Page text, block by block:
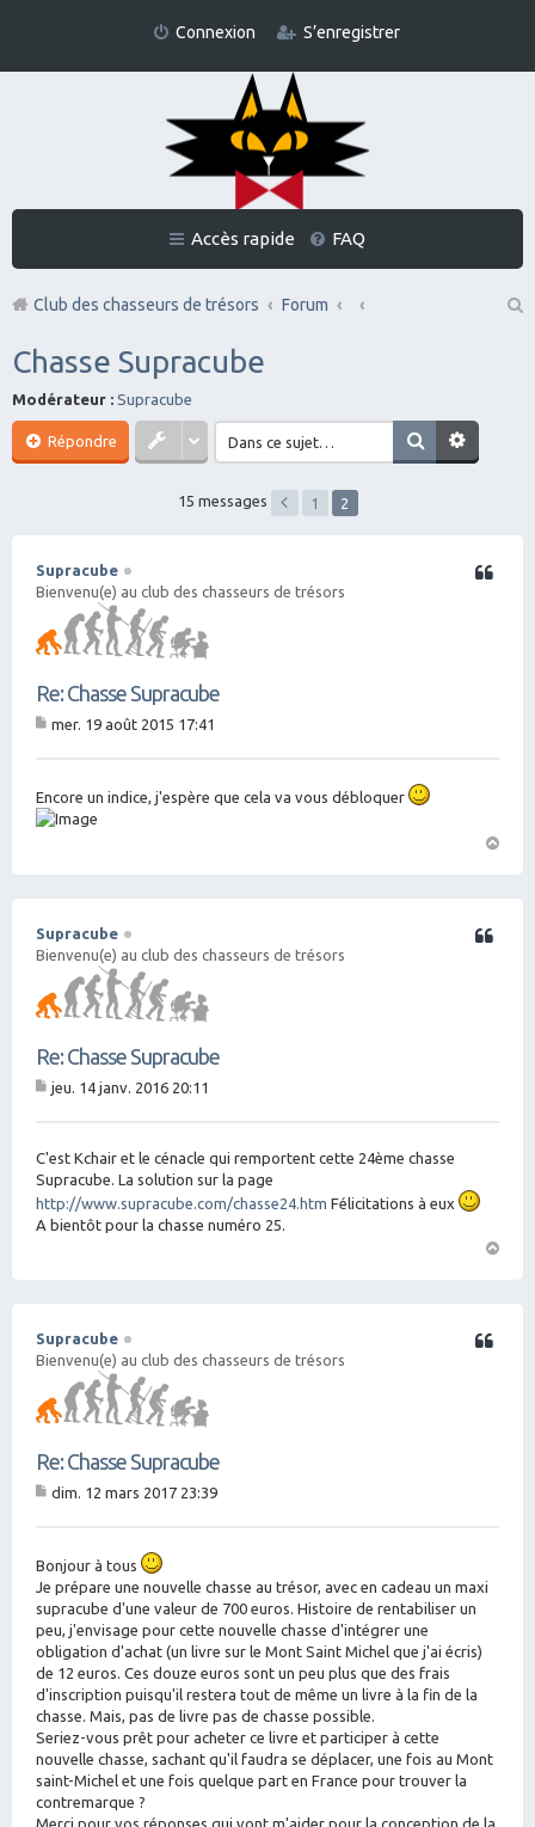
Connexion S’enregistrer
Accès rapide FAQ
Club des chasseurs de trésors
Forum
Chasse Supracube
Modérateur : Supracube
Répondre
15 messages 1 2
Supracube
Bienvenu(e) au club des chasseurs de trésors
Re: Chasse Supracube
Citation
g
e
mer. 19 août 2015 17:41
Encore un indice, j'espère que cela va vous débloquer
Supracube
Bienvenu(e) au club des chasseurs de trésors
Re: Chasse Supracube
Citation
g
e
jeu. 14 janv. 2016 20:11
C'est Kchair et le cénacle qui remportent cette 24ème chasse
Supracube. La solution sur la page
http://www.supracube.com/chasse24.htm Félicitations à eux
A bientôt pour la chasse numéro 25.
Supracube
Bienvenu(e) au club des chasseurs de trésors
Re: Chasse Supracube
Citation
g
e
dim. 12 mars 2017 23:39
Bonjour à tous
Je prépare une nouvelle chasse au trésor, avec en cadeau un maxi
supracube d'une valeur de 700 euros. Histoire de rentabiliser un
peu, j'envisage pour cette nouvelle chasse d'intégrer une
obligation d'achat (un livre sur le Mont Saint Michel que j'ai écris)
de 12 euros. Ces douze euros sont un peu plus que des frais
d'inscription puisqu'il restera tout de même un livre à la fin de la
chasse. Mais, pas de livre pas de chasse possible.
Seriez-vous prêt pour acheter ce livre et participer à cette
nouvelle chasse, sachant qu'il faudra se déplacer, une fois au Mont
saint-Michel et une fois quelque part en France pour trouver la
contremarque ?
Merci pour vos réponses qui vont m'aider pour la conception de la